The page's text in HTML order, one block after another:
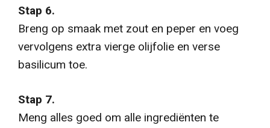
Stap 6.
Breng op smaak met zout en peper en voeg
vervolgens extra vierge olijfolie en verse
basilicum toe.
Stap 7.
Meng alles goed om alle ingrediënten te